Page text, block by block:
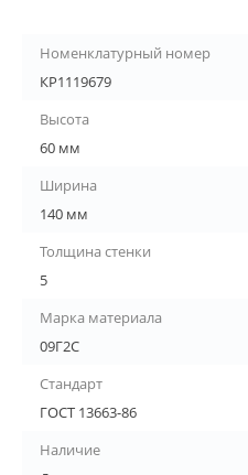
Номенклатурный номер
КР1119679
Высота
60 мм
Ширина
140 мм
Толщина стенки
5
Марка материала
09Г2С
Стандарт
ГОСТ 13663-86
Наличие